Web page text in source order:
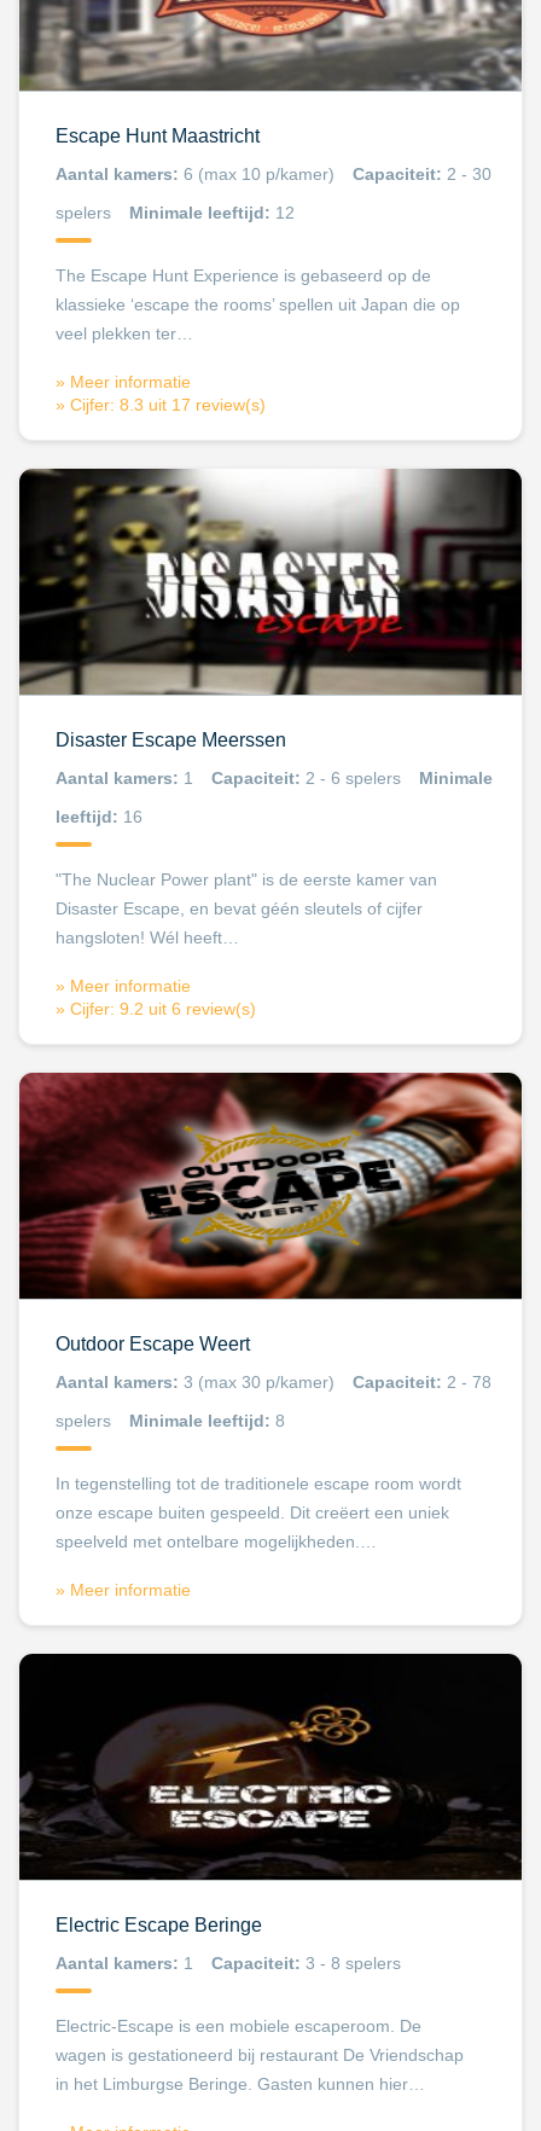
Disaster Escape Meerssen
Aantal kamers: 1 Capaciteit: 2 - 6 spelers
Minimale
leeftijd: 16
"The Nuclear Power plant" is de eerste kamer van
Disaster Escape, en bevat géén sleutels of cijfer
hangsloten! Wél heeft…
» Meer informatie
» Cijfer: 9.2 uit 6 review(s)
Escape Hunt Maastricht
Aantal kamers: 6 (max 10 p/kamer) Capaciteit: 2 - 30
spelers
Minimale leeftijd: 12
The Escape Hunt Experience is gebaseerd op de
klassieke ‘escape the rooms’ spellen uit Japan die op
veel plekken ter…
» Meer informatie
» Cijfer: 8.3 uit 17 review(s)
Electric Escape Beringe
Aantal kamers: 1 Capaciteit: 3 - 8 spelers
Electric-Escape is een mobiele escaperoom. De
wagen is gestationeerd bij restaurant De Vriendschap
in het Limburgse Beringe. Gasten kunnen hier…
Outdoor Escape Weert
Aantal kamers: 3 (max 30 p/kamer) Capaciteit: 2 - 78
spelers
Minimale leeftijd: 8
In tegenstelling tot de traditionele escape room wordt
onze escape buiten gespeeld. Dit creëert een uniek
speelveld met ontelbare mogelijkheden.…
» Meer informatie